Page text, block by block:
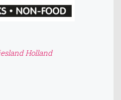
Holland